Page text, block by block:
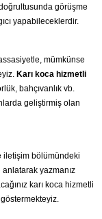
görüşme
yapabileceklerdir.
mümkünse
Karı koca hizmetli
bahçıvanlık vb.
geliştirmiş olan
iletişim bölümündeki
yazmanız
karı koca hizmetli